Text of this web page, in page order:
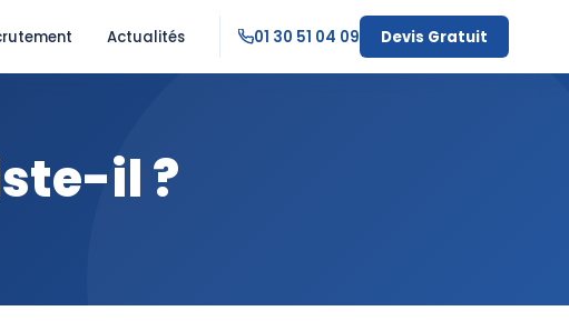
Actualités 01 30 51 04 09 Devis Gratuit
il ?